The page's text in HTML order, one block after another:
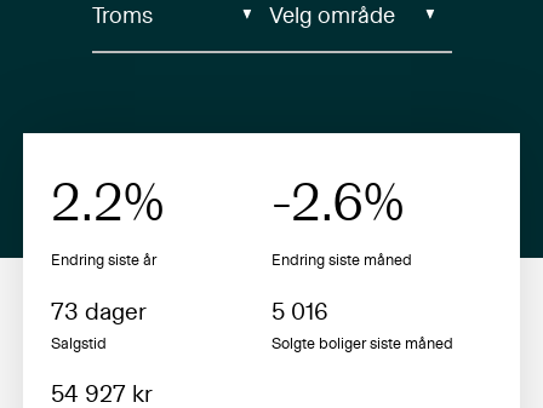
2.2%
Endring siste år
-2.6%
Endring siste måned
73 dager
Salgstid
5 016
Solgte boliger siste måned
54 927 kr